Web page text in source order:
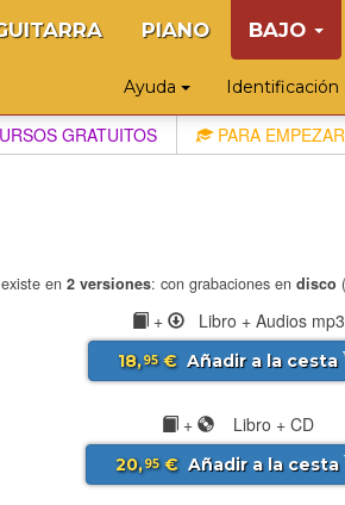
PIANO BAJO
Ayuda Identificación
GRATUITOS PARA EMPEZAR
en2 versiones: con grabaciones endisco
+ Libro + Audios mp3
18,95€ Añadir a la cesta
+ Libro + CD
20,95€ Añadir a la cesta